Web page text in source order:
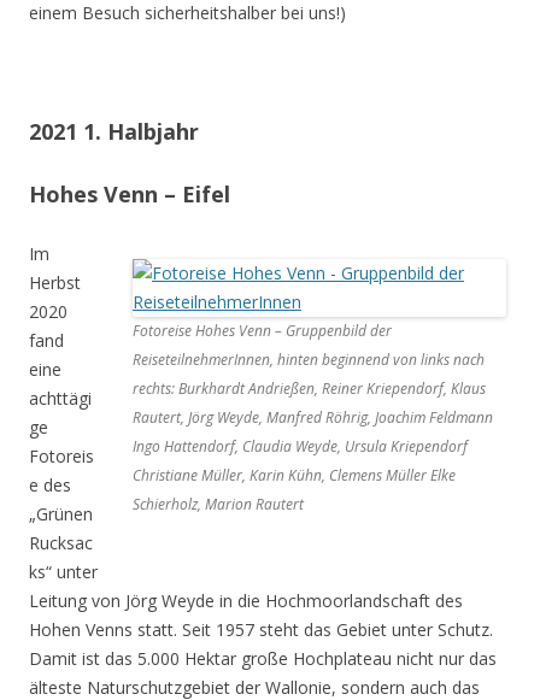
einem Besuch sicherheitshalber bei uns!)
2021 1. Halbjahr
Hohes Venn – Eifel
Fotoreise Hohes Venn – Gruppenbild der
ReiseteilnehmerInnen, hinten beginnend von links nach
rechts: Burkhardt Andrießen, Reiner Kriependorf, Klaus
Rautert, Jörg Weyde, Manfred Röhrig, Joachim Feldmann
Ingo Hattendorf, Claudia Weyde, Ursula Kriependorf
Christiane Müller, Karin Kühn, Clemens Müller Elke
Schierholz, Marion Rautert
Im
Herbst
2020
fand
eine
achttägi
ge
Fotoreis
e des
„Grünen
Rucksac
ks“ unter
Leitung von Jörg Weyde in die Hochmoorlandschaft des
Hohen Venns statt. Seit 1957 steht das Gebiet unter Schutz.
Damit ist das 5.000 Hektar große Hochplateau nicht nur das
älteste Naturschutzgebiet der Wallonie, sondern auch das